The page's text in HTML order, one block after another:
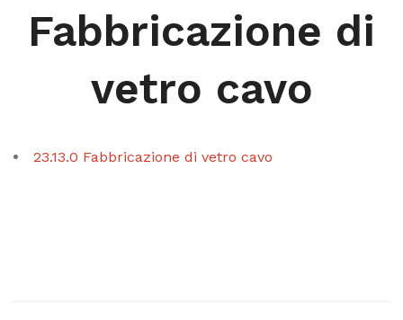
Fabbricazione di
vetro cavo
23.13.0 Fabbricazione di vetro cavo